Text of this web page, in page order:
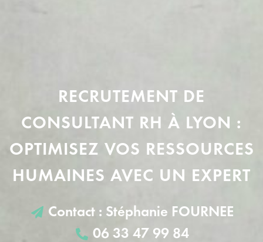
RECRUTEMENT DE
CONSULTANT RH À LYON :
OPTIMISEZ VOS RESSOURCES
HUMAINES AVEC UN EXPERT
Contact : Stéphanie FOURNEE
06 33 47 99 84